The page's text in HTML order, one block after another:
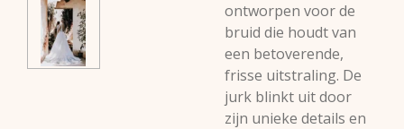
ontworpen voor de
bruid die houdt van
een betoverende,
frisse uitstraling. De
jurk blinkt uit door
zijn unieke details en